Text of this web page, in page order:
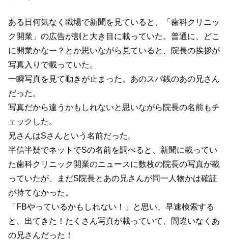
ある日何気なく職場で新聞を見ていると、「歯科クリニッ
ク開業」の広告が割と大き目に載っていた。普通に、どこ
に開業かなー？とか思いながら見ていると、院長の挨拶が
写真入りで載っていた。
一瞬写真を見て動きが止まった。あのスパ銭のあの兄さん
だった。
写真だから違うかもしれないと思いながら院長の名前もチ
ェックした。
兄さんはSさんという名前だった。
半信半疑でネットでSの名前を調べると、新聞に載ってい
た歯科クリニック開業のニュースに数枚の院長の写真が載
っていたが、まだS院長とあの兄さんが同一人物かは確証
が持てなかった。
「FBやっているかもしれない！」と思い、早速検索する
と、出てきた！たくさん写真が載っていて、間違いなくあ
の兄さんだった！